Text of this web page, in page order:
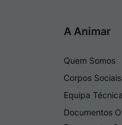
A Animar
Quem Somos
Corpos Sociais
Equipa Técnica
Documentos